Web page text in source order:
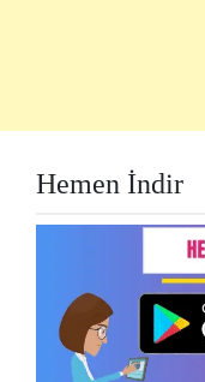
Hemen İndir